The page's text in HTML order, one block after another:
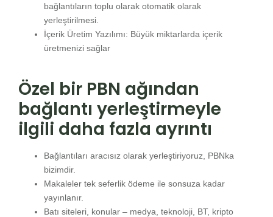
bağlantıların toplu olarak otomatik olarak
yerleştirilmesi.
İçerik Üretim Yazılımı: Büyük miktarlarda içerik
üretmenizi sağlar
Özel bir PBN ağından
bağlantı yerleştirmeyle
ilgili daha fazla ayrıntı
Bağlantıları aracısız olarak yerleştiriyoruz, PBNka
bizimdir.
Makaleler tek seferlik ödeme ile sonsuza kadar
yayınlanır.
Batı siteleri, konular – medya, teknoloji, BT, kripto